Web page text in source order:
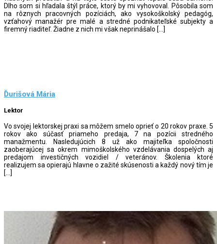
Dlho som si hľadala štýl práce, ktorý by mi vyhovoval. Pôsobila som
na rôznych pracovných pozíciách, ako vysokoškolský pedagóg,
vzťahový manažér pre malé a stredné podnikateľské subjekty a
firemný riaditeľ. Žiadne z nich mi však neprinášalo […]
Ďurišová Mária
Lektor
Vo svojej lektorskej praxi sa môžem smelo oprieť o 20 rokov praxe. 5
rokov ako súčasť priameho predaja, 7 na pozícii stredného
manažmentu. Nasledujúcich 8 už ako majiteľka spoločnosti
zaoberajúcej sa okrem mimoškolského vzdelávania dospelých aj
predajom investičných vozidiel / veteránov. Školenia ktoré
realizujem sa opierajú hlavne o zažité skúsenosti a každý nový tím je
[…]